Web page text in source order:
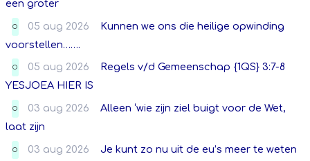
een groter
O 05 aug 2026
Kunnen we ons die heilige opwinding
voorstellen…….
O 05 aug 2026
Regels v/d Gemeenschap {1QS} 3:7-8
YESJOEA HIER IS
O 03 aug 2026
Alleen ‘wie zijn ziel buigt voor de Wet,
laat zijn
O 03 aug 2026
Je kunt zo nu uit de eu’s meer te weten